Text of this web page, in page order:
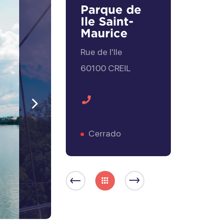
Siguiente
Parque de
Ile Saint-
Maurice
Rue de l'Ile
60100 CREIL
Cerrado